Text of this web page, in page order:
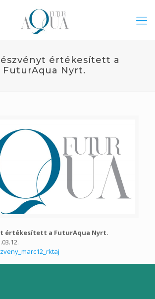
értékesített a
FuturAqua Nyrt.
értékesített a FuturAqua Nyrt.